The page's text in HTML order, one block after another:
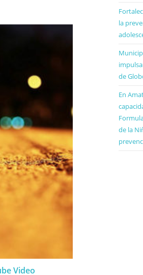
Video
la
de
En
de la